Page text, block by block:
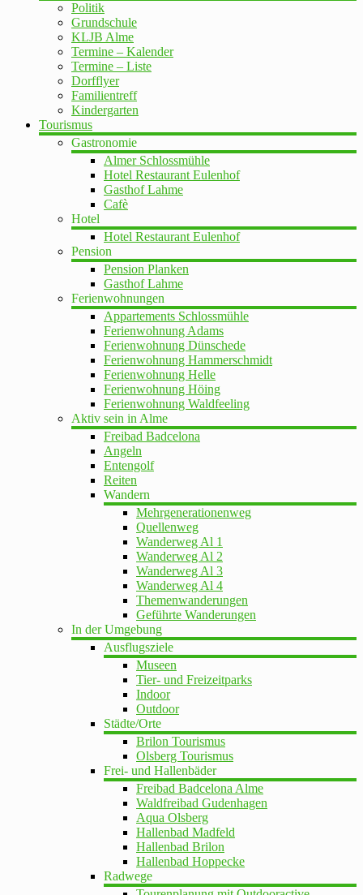
Politik
Grundschule
KLJB Alme
Termine – Kalender
Termine – Liste
Dorfflyer
Familientreff
Kindergarten
Tourismus
Gastronomie
Almer Schlossmühle
Hotel Restaurant Eulenhof
Gasthof Lahme
Cafè
Hotel
Hotel Restaurant Eulenhof
Pension
Pension Planken
Gasthof Lahme
Ferienwohnungen
Appartements Schlossmühle
Ferienwohnung Adams
Ferienwohnung Dünschede
Ferienwohnung Hammerschmidt
Ferienwohnung Helle
Ferienwohnung Höing
Ferienwohnung Waldfeeling
Aktiv sein in Alme
Freibad Badcelona
Angeln
Entengolf
Reiten
Wandern
Mehrgenerationenweg
Quellenweg
Wanderweg Al 1
Wanderweg Al 2
Wanderweg Al 3
Wanderweg Al 4
Themenwanderungen
Geführte Wanderungen
In der Umgebung
Ausflugsziele
Museen
Tier- und Freizeitparks
Indoor
Outdoor
Städte/Orte
Brilon Tourismus
Olsberg Tourismus
Frei- und Hallenbäder
Freibad Badcelona Alme
Waldfreibad Gudenhagen
Aqua Olsberg
Hallenbad Madfeld
Hallenbad Brilon
Hallenbad Hoppecke
Radwege